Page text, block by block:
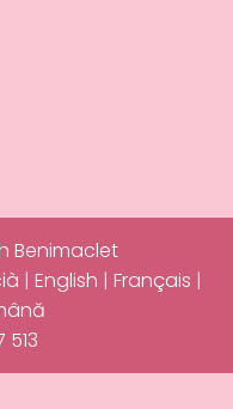
Benimaclet
| English | Français |
513